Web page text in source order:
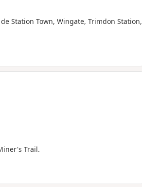
Station Town, Wingate, Trimdon Station,
Trail.